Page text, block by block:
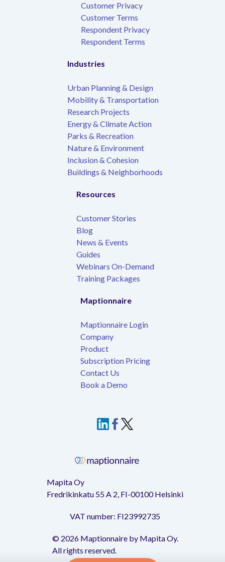
Customer Privacy
Customer Terms
Respondent Privacy
Respondent Terms
Industries
Urban Planning & Design
Mobility & Transportation
Research Projects
Energy & Climate Action
Parks & Recreation
Nature & Environment
Inclusion & Cohesion
Buildings & Neighborhoods
Resources
Customer Stories
Blog
News & Events
Guides
Webinars On-Demand
Training Packages
Maptionnaire
Maptionnaire Login
Company
Product
Subscription Pricing
Contact Us
Book a Demo
Mapita Oy
Fredrikinkatu 55 A 2, FI-00100 Helsinki
VAT number: FI23992735
© 2026Maptionnaire by Mapita Oy.
All rights reserved.